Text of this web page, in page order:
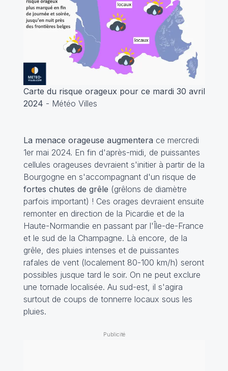
Carte du risque orageux pour ce mardi 30 avril
2024 - Météo Villes
La menace orageuse augmentera ce mercredi
1er mai 2024. En fin d'après-midi, de puissantes
cellules orageuses devraient s'initier à partir de la
Bourgogne en s'accompagnant d'un risque de
fortes chutes de grêle (grêlons de diamètre
parfois important) ! Ces orages devraient ensuite
remonter en direction de la Picardie et de la
Haute-Normandie en passant par l'Île-de-France
et le sud de la Champagne. Là encore, de la
grêle, des pluies intenses et de puissantes
rafales de vent (localement 80-100 km/h) seront
possibles jusque tard le soir. On ne peut exclure
une tornade localisée. Au sud-est, il s'agira
surtout de coups de tonnerre locaux sous les
pluies.